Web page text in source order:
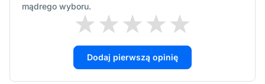
mądrego wyboru.
Dodaj pierwszą opinię